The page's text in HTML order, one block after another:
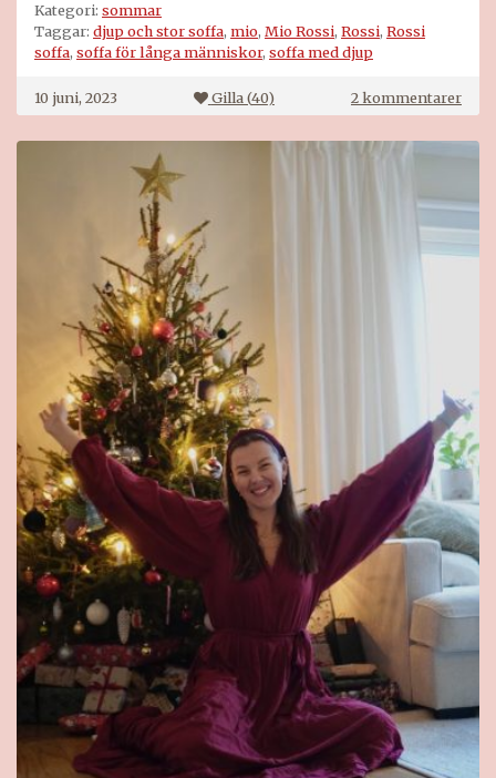
Kategori: sommar
Taggar: djup och stor soffa, mio, Mio Rossi, Rossi, Rossi
soffa, soffa för långa människor, soffa med djup
10 juni, 2023 Gilla (40) 2 kommentarertill
Djup
soffa